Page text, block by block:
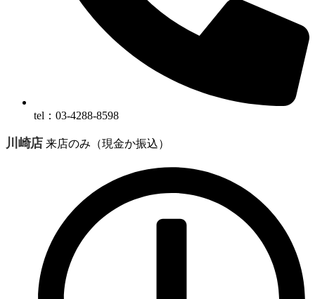
tel：03-4288-8598
川崎店 来店のみ（現金か振込）